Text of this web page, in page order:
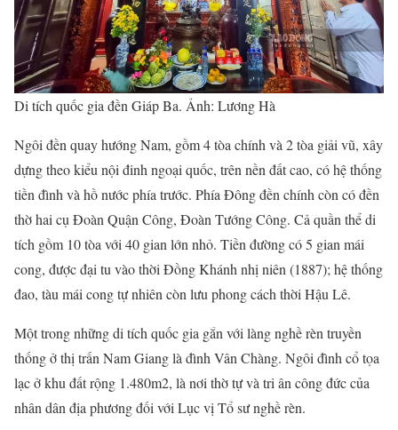
Di tích quốc gia đền Giáp Ba. Ảnh: Lương Hà
Ngôi đền quay hướng Nam, gồm 4 tòa chính và 2 tòa giải vũ, xây
dựng theo kiểu nội đinh ngoại quốc, trên nền đất cao, có hệ thống
tiền đình và hồ nước phía trước. Phía Đông đền chính còn có đền
thờ hai cụ Đoàn Quận Công, Đoàn Tướng Công. Cả quần thể di
tích gồm 10 tòa với 40 gian lớn nhỏ. Tiền đường có 5 gian mái
cong, được đại tu vào thời Đồng Khánh nhị niên (1887); hệ thống
đao, tàu mái cong tự nhiên còn lưu phong cách thời Hậu Lê.
Một trong những di tích quốc gia gắn với làng nghề rèn truyền
thống ở thị trấn Nam Giang là đình Vân Chàng. Ngôi đình cổ tọa
lạc ở khu đất rộng 1.480m2, là nơi thờ tự và tri ân công đức của
nhân dân địa phương đối với Lục vị Tổ sư nghề rèn.